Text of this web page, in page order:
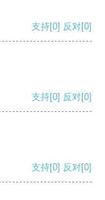
支持[0] 反对[0]
支持[0] 反对[0]
支持[0] 反对[0]